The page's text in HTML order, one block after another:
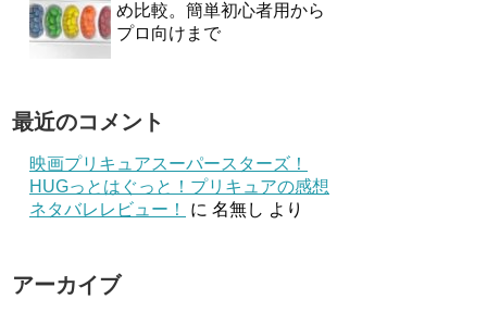
め比較。簡単初心者用から
プロ向けまで
最近のコメント
映画プリキュアスーパースターズ！
HUGっとはぐっと！プリキュアの感想
ネタバレレビュー！
に 名無し より
アーカイブ